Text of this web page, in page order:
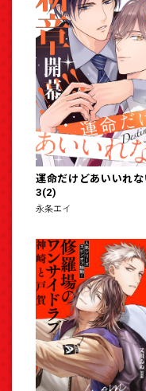
運命だけどあいいれな
3(2)
永条エイ